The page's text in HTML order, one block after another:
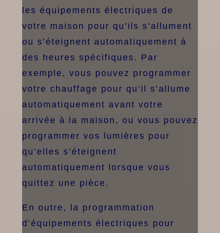
les équipements électriques de
votre maison pour qu’ils s’allument
ou s’éteignent automatiquement à
des heures spécifiques. Par
exemple, vous pouvez programmer
votre chauffage pour qu’il s’allume
automatiquement avant votre
arrivée à la maison, ou vous pouvez
programmer vos lumières pour
qu’elles s’éteignent
automatiquement lorsque vous
quittez une pièce.
En outre, la programmation
d’équipements électriques pour